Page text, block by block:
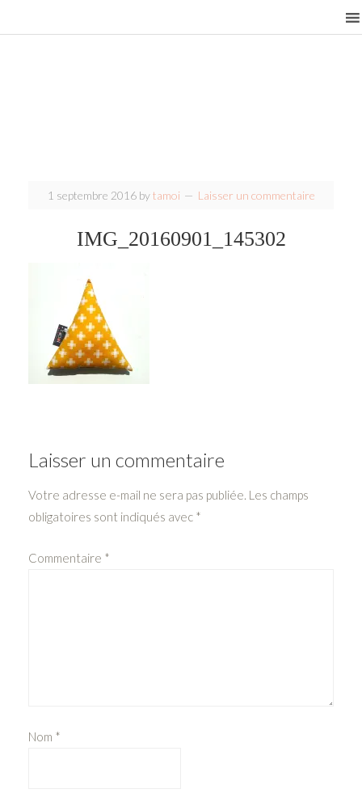
1 septembre 2016bytamoi Laisser un commentaire
IMG_20160901_145302
Laisser un commentaire
Votre adresse e-mail ne sera pas publiée. Les champs
obligatoires sont indiqués avec *
Commentaire *
Nom *